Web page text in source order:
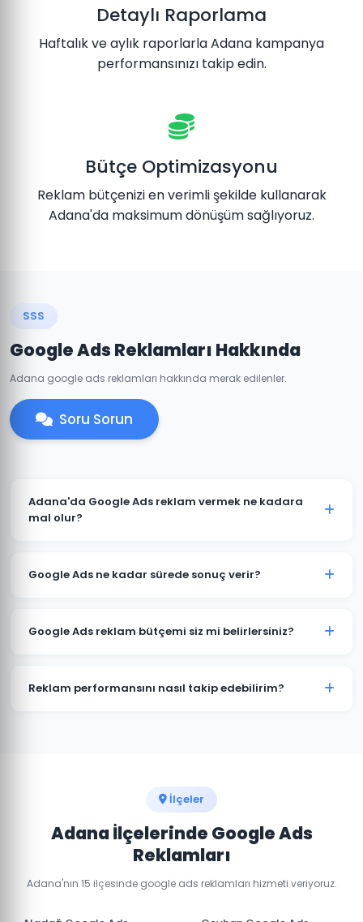
Detaylı Raporlama
Haftalık ve aylık raporlarla Adana kampanya
performansınızı takip edin.
Bütçe Optimizasyonu
Reklam bütçenizi en verimli şekilde kullanarak
Adana'da maksimum dönüşüm sağlıyoruz.
SSS
Google Ads Reklamları Hakkında
Adana google ads reklamları hakkında merak edilenler.
Soru Sorun
Adana'da Google Ads reklam vermek ne kadara
mal olur?
hedef kitlenize göre değişir. Adana'daki işletmeniz için
Google Ads ne kadar sürede sonuç verir?
tıklamaları ve dönüşümleri genellikle kampanya
Google Ads reklam bütçemi siz mi belirlersiniz?
bütçe önerisi sunuyoruz. Son karar her zaman sizindir.
Reklam performansını nasıl takip edebilirim?
İlçeler
Adana İlçelerinde Google Ads
Reklamları
Adana'nın 15 ilçesinde google ads reklamları hizmeti veriyoruz.